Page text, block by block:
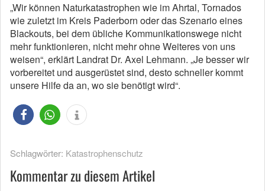
„Wir können Naturkatastrophen wie im Ahrtal, Tornados
wie zuletzt im Kreis Paderborn oder das Szenario eines
Blackouts, bei dem übliche Kommunikationswege nicht
mehr funktionieren, nicht mehr ohne Weiteres von uns
weisen“, erklärt Landrat Dr. Axel Lehmann. „Je besser wir
vorbereitet und ausgerüstet sind, desto schneller kommt
unsere Hilfe da an, wo sie benötigt wird“.
Schlagwörter: Katastrophenschutz
Kommentar zu diesem Artikel